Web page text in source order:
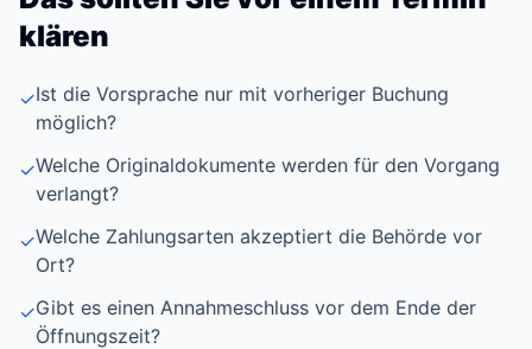
klären
✓Ist die Vorsprache nur mit vorheriger Buchung
möglich?
✓Welche Originaldokumente werden für den Vorgang
verlangt?
✓Welche Zahlungsarten akzeptiert die Behörde vor
Ort?
✓Gibt es einen Annahmeschluss vor dem Ende der
Öffnungszeit?